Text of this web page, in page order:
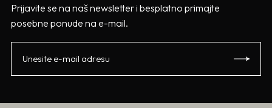
Prijavite se na naš newsletter i besplatno primajte
posebne ponude na e-mail.